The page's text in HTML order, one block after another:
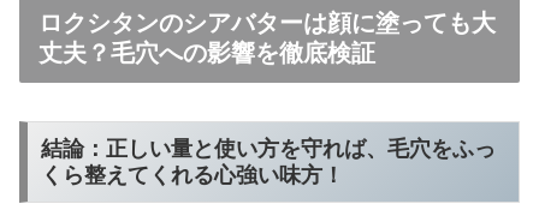
ロクシタンのシアバターは顔に塗っても大
丈夫？毛穴への影響を徹底検証
結論：正しい量と使い方を守れば、毛穴をふっ
くら整えてくれる心強い味方！